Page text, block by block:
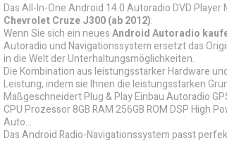
Das All-In-One Android 14.0 Autoradio DVD
Chevrolet Cruze J300(ab 2012):
Wenn Sie sich ein neuesAndroid Autoradio
Autoradio und Navigationssystem ersetzt das
in die Welt der Unterhaltungsmöglichkeiten.
Die Kombination aus leistungsstarker Hardware
Leistung, indem sie Ihnen die leistungsstarken
Maßgeschneidert Plug & Play Einbau Autoradio
CPU Prozessor 8GB RAM 256GB ROM DSP High
Auto...
Das Android Radio-Navigationssystem passt